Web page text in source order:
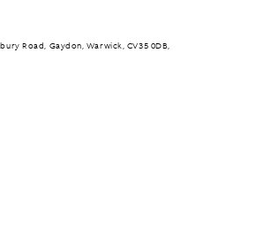
Road, Gaydon, Warwick, CV35 0DB,